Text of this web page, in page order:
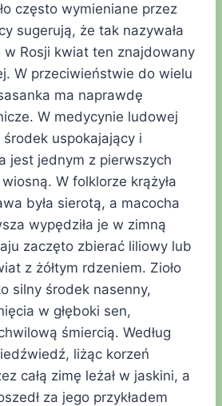
często wymieniane przez
sugerują, że tak nazywała
w Rosji kwiat ten znajdowany
W przeciwieństwie do wielu
ma naprawdę
W medycynie ludowej
środek uspokajający i
jest jednym z pierwszych
W folklorze krążyła
była sierotą, a macocha
wypędziła je w zimną
zaczęto zbierać liliowy lub
z żółtym rdzeniem. Zioło
silny środek nasenny,
w głęboki sen,
śmiercią. Według
liżąc korzeń
całą zimę leżał w jaskini, a
za jego przykładem